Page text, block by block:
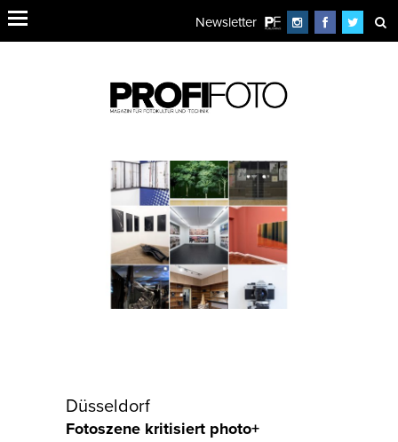
Newsletter
Düsseldorf
Fotoszene kritisiert photo+